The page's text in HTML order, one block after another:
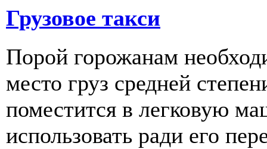
Грузовое такси
Порой горожанам
место груз средней
поместится в легковую
использовать ради его